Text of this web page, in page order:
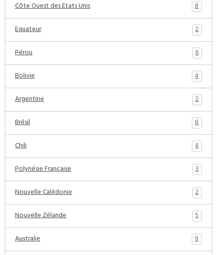
Côte Ouest des Etats Unis
8
Equateur
2
Pérou
6
Bolivie
4
Argentine
2
Brésil
8
Chili
4
Polynésie Française
3
Nouvelle Calédonie
2
Nouvelle Zélande
5
Australie
9